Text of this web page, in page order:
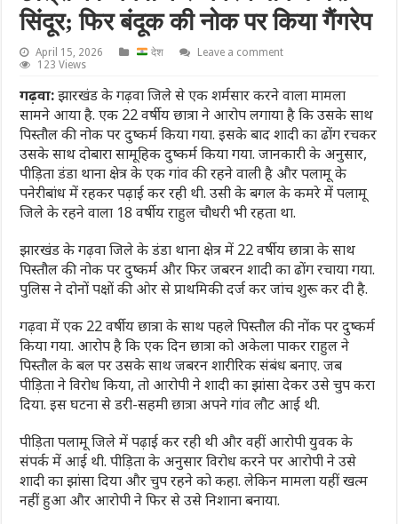
सिंदूर; फिर बंदूक की नोक पर किया गैंगरेप
April 15, 2026 देश
Leave a comment
123 Views
गढ़वा:झारखंड के गढ़वा जिले से एक शर्मसार करने वाला मामला
सामने आया है. एक 22 वर्षीय छात्रा ने आरोप लगाया है कि उसके साथ
पिस्तौल की नोक पर दुष्कर्म किया गया. इसके बाद शादी का ढोंग रचकर
उसके साथ दोबारा सामूहिक दुष्कर्म किया गया. जानकारी के अनुसार,
पीड़िता डंडा थाना क्षेत्र के एक गांव की रहने वाली है और पलामू के
पनेरीबांध में रहकर पढ़ाई कर रही थी. उसी के बगल के कमरे में पलामू
जिले के रहने वाला 18 वर्षीय राहुल चौधरी भी रहता था.
झारखंड के गढ़वा जिले के डंडा थाना क्षेत्र में 22 वर्षीय छात्रा के साथ
पिस्तौल की नोक पर दुष्कर्म और फिर जबरन शादी का ढोंग रचाया गया.
पुलिस ने दोनों पक्षों की ओर से प्राथमिकी दर्ज कर जांच शुरू कर दी है.
गढ़वा में एक 22 वर्षीय छात्रा के साथ पहले पिस्तौल की नोंक पर दुष्कर्म
किया गया. आरोप है कि एक दिन छात्रा को अकेला पाकर राहुल ने
पिस्तौल के बल पर उसके साथ जबरन शारीरिक संबंध बनाए. जब
पीड़िता ने विरोध किया, तो आरोपी ने शादी का झांसा देकर उसे चुप करा
दिया. इस घटना से डरी-सहमी छात्रा अपने गांव लौट आई थी.
पीड़िता पलामू जिले में पढ़ाई कर रही थी और वहीं आरोपी युवक के
संपर्क में आई थी. पीड़िता के अनुसार विरोध करने पर आरोपी ने उसे
शादी का झांसा दिया और चुप रहने को कहा. लेकिन मामला यहीं खत्म
नहीं हुआ और आरोपी ने फिर से उसे निशाना बनाया.